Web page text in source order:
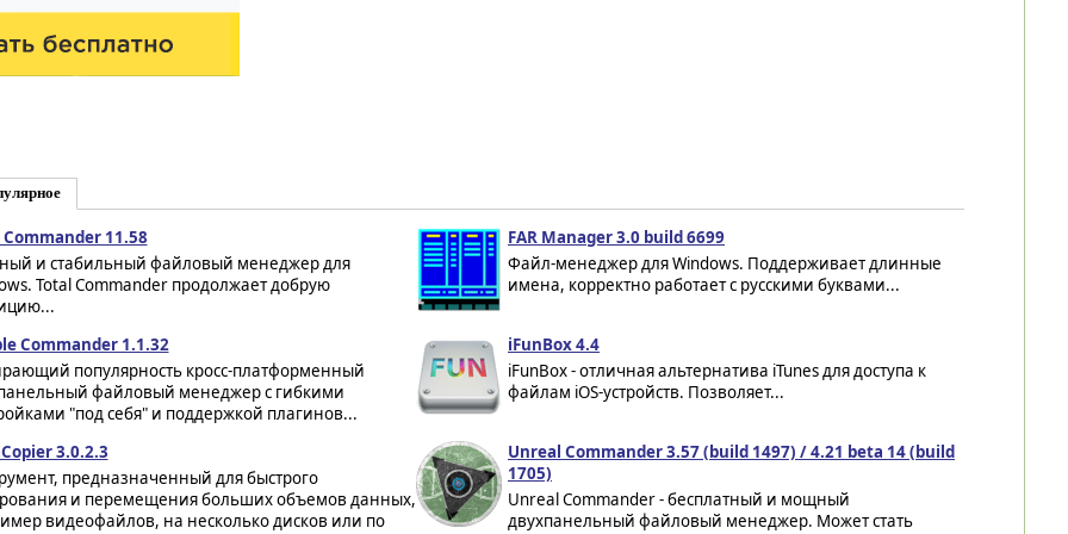
11.58
и стабильный файловый менеджер для
Total Commander продолжает добрую
FAR Manager 3.0 build 6699
Файл-менеджер для Windows. Поддерживает длинные
имена, корректно работает с русскими буквами...
Commander 1.1.32
популярность кросс-платформенный
файловый менеджер с гибкими
"под себя" и поддержкой плагинов...
iFunBox 4.4
iFunBox - отличная альтернатива iTunes для доступа к
файлам iOS-устройств. Позволяет...
3.0.2.3
предназначенный для быстрого
и перемещения больших объемов данных,
видеофайлов, на несколько дисков или по
Unreal Commander 3.57 (build 1497) / 4.21 beta 14 (build
1705)
Unreal Commander - бесплатный и мощный
двухпанельный файловый менеджер. Может стать